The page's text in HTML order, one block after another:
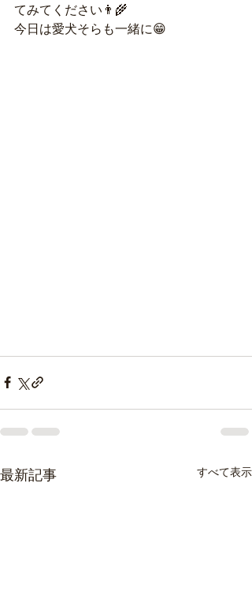
てみてください👨‍🌾
今日は愛犬そらも一緒に😁
最新記事 すべて表示